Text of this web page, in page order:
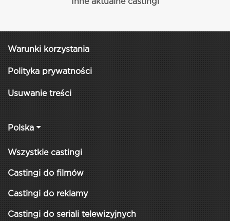
Inne aktualne castingi
Warunki korzystania
Polityka prywatności
Usuwanie treści
Polska
Wszystkie castingi
Castingi do filmów
Castingi do reklamy
Castingi do seriali telewizyjnych